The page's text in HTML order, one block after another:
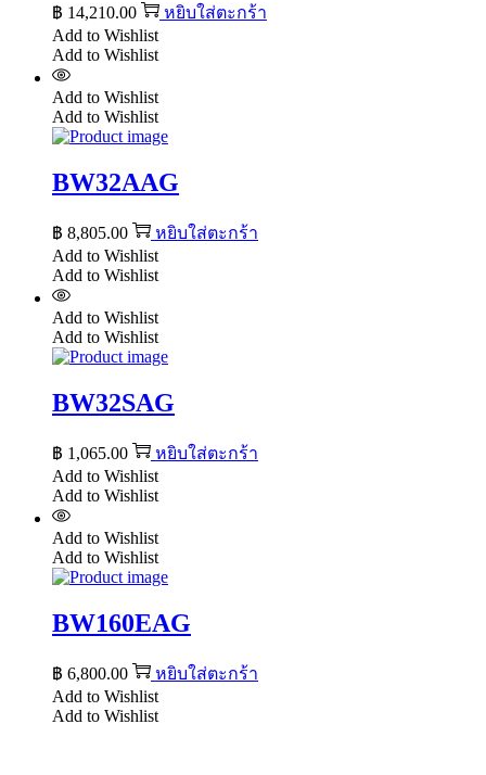
฿ 14,210.00
หยิบใส่ตะกร้า
Add to Wishlist
Add to Wishlist
Add to Wishlist
Add to Wishlist
BW32AAG
฿ 8,805.00
หยิบใส่ตะกร้า
Add to Wishlist
Add to Wishlist
Add to Wishlist
Add to Wishlist
BW32SAG
฿ 1,065.00
หยิบใส่ตะกร้า
Add to Wishlist
Add to Wishlist
Add to Wishlist
Add to Wishlist
BW160EAG
฿ 6,800.00
หยิบใส่ตะกร้า
Add to Wishlist
Add to Wishlist